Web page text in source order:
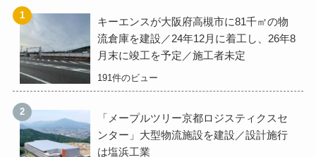
キーエンスが大阪府高槻市に81千㎡の物
流倉庫を建設／24年12月に着工し、26年8
月末に竣工を予定／施工者未定
191件のビュー
「メープルツリー京都ロジスティクスセ
ンター」大型物流施設を建設／設計施行
は塩浜工業